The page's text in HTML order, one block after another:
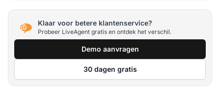
Klaar voor betere klantenservice?
Probeer LiveAgent gratis en ontdek het verschil.
Demo aanvragen
30 dagen gratis